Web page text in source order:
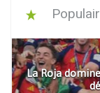
La Roja